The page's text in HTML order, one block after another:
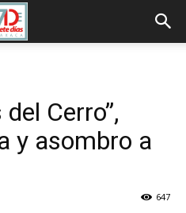
Cerro”,
y asombro a
647